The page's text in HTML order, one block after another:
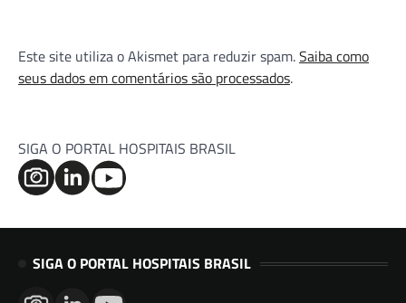
Este site utiliza o Akismet para reduzir spam.Saiba como
seus dados em comentários são processados.
SIGA O PORTAL HOSPITAIS BRASIL
SIGA O PORTAL HOSPITAIS BRASIL